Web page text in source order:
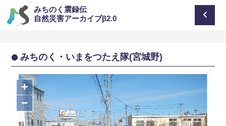
みちのく震録伝
自然災害アーカイブβ2.0
みちのく・いまをつたえ隊(宮城野)
+
−